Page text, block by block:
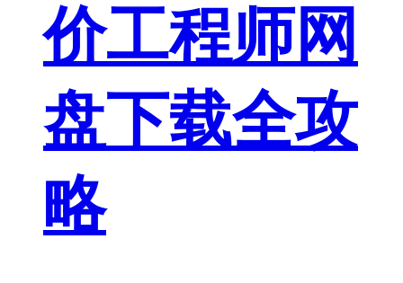
价工程师网
盘下载全攻
略